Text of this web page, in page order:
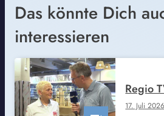
Das könnte Dich
interessieren
17. Juli
Regio